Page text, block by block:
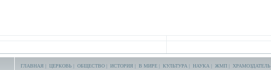
ГЛАВНАЯ | ЦЕРКОВЬ | ОБЩЕСТВО | ИСТОРИЯ | В МИРЕ | КУЛЬТУРА | НАУКА | ЖМП | ХРАМОЗДАТЕЛЬ